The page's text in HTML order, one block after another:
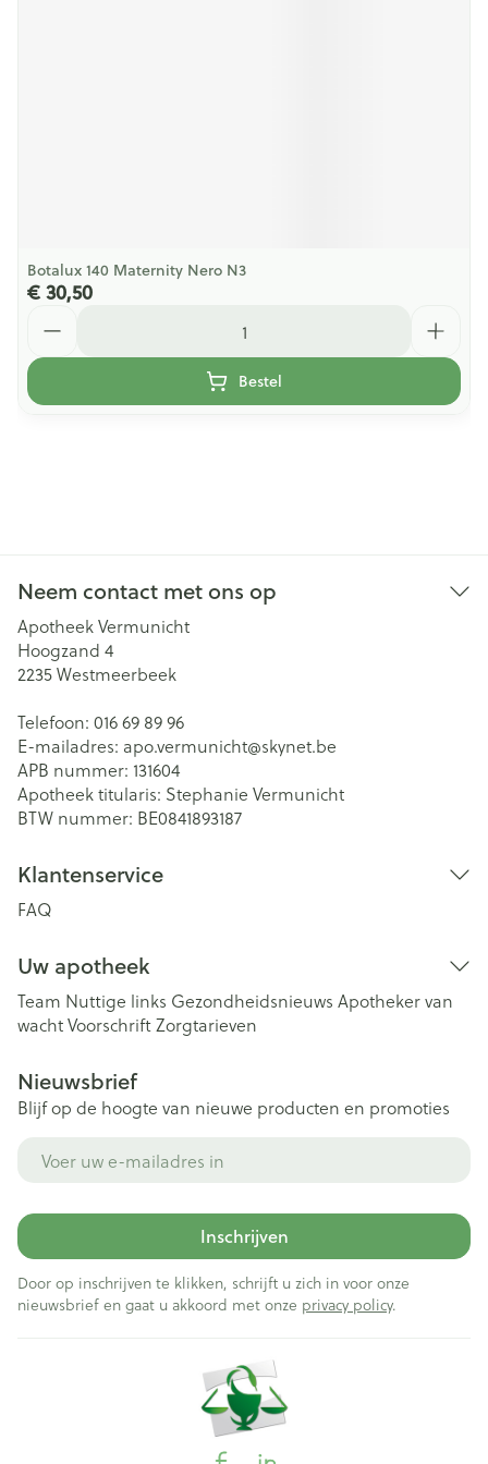
Botalux 140 Maternity Nero N3
€ 30,50
Bestel
Neem contact met ons op
Apotheek Vermunicht
Hoogzand 4
2235Westmeerbeek
Telefoon: 016 69 89 96
E-mailadres: apo.vermunicht@skynet.be
APB nummer: 131604
Apotheek titularis: Stephanie Vermunicht
BTW nummer: BE0841893187
Klantenservice
FAQ
Uw apotheek
Team Nuttige links Gezondheidsnieuws Apotheker van
wachtVoorschriftZorgtarieven
Nieuwsbrief
Blijf op de hoogte van nieuwe producten en promoties
Inschrijven
Door op inschrijven te klikken, schrijft u zich in voor onze
nieuwsbrief en gaat u akkoord met onze privacy policy.